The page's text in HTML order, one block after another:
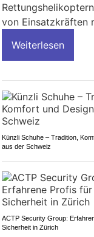
von Einsatzkräften
Weiterlesen
Künzli Schuhe – Tradition,
aus der Schweiz
ACTP Security Group:
Sicherheit in Zürich